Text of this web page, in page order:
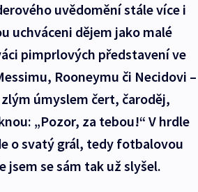
uvědomění stále více i
uchváceni dějem jako malé
pimprlových představení ve
Rooneymu či Necidovi –
úmyslem čert, čaroděj,
„Pozor, za tebou!“ V hrdle
o svatý grál, tedy fotbalovou
se sám tak už slyšel.